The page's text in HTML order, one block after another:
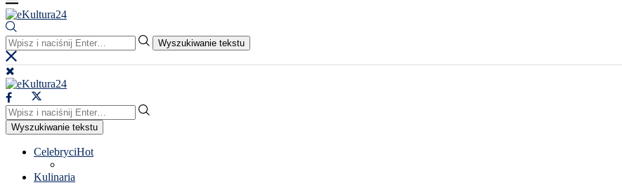
Wyszukiwanie tekstu
Wyszukiwanie tekstu
CelebryciHot
Kulinaria